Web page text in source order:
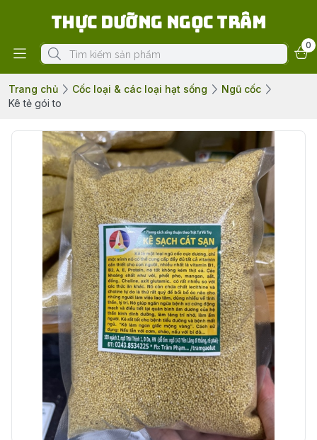
Thực Dưỡng Ngọc Trâm
0
Trang chủ Cốc loại & các loại hạt sống
Ngũ cốc
Kê tẻ gói to